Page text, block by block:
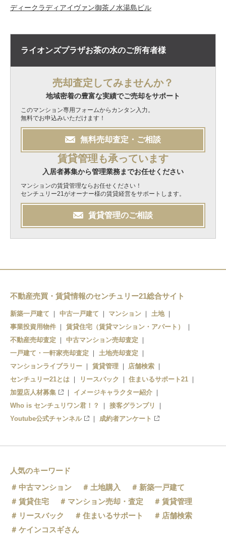
ディークラディアイヴァン御茶ノ水湯島ビル
ライオンズプラザお茶の水のご所有者様
売却査定してみませんか？
地域密着の豊富な実績でご売却をサポート
このマンション専用フォームからカンタン入力。
無料でお申込みいただけます！
無料売却査定・ご相談
賃貸管理も承っています
入居者募集から管理業務までお任せください
マンションの賃貸管理ならお任せください！
センチュリー21がオーナー様の賃貸経営をサポートします。
賃貸管理のご相談
不動産売買・賃貸情報のセンチュリー21総合サイト
新築一戸建て 中古一戸建て マンション
土地
事業投資用物件
賃貸住宅（賃貸マンション・アパート）
不動産売却査定
中古マンション売却査定
一戸建て・一軒家売却査定
土地売却査定
マンションライブラリー
賃貸管理
店舗検索
センチュリー21とは
リースバック
住まいるサポート21
加盟店人材募集
イメージキャラクター紹介
Who is センチュリワン君！？
接客グランプリ
Youtube公式チャンネル
成約者アンケート
人気のキーワード
中古マンション
土地購入
新築一戸建て
賃貸住宅
マンション売却・査定
賃貸管理
リースバック
住まいるサポート
店舗検索
ケインコスギさん